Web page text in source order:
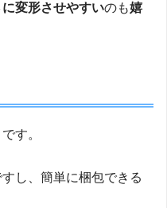
変形させやすいのも嬉
です。
し、簡単に梱包できる